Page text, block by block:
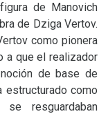
de Manovich
de Dziga Vertov.
como pionera
a que el realizador
de base de
estructurado como
resguardaban